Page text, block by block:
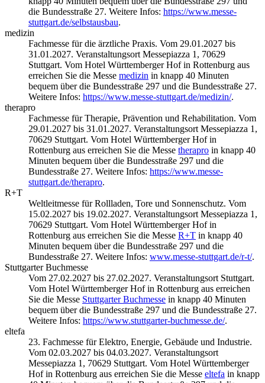
die Bundesstraße 27. Weitere Infos: https://www.messe-
stuttgart.de/selbstausbau.
medizin
Fachmesse für die ärztliche Praxis. Vom 29.01.2027 bis
31.01.2027. Veranstaltungsort Messepiazza 1, 70629
Stuttgart. Vom Hotel Württemberger Hof in Rottenburg aus
erreichen Sie die Messe medizin in knapp 40 Minuten
bequem über die Bundesstraße 297 und die Bundesstraße 27.
Weitere Infos: https://www.messe-stuttgart.de/medizin/.
therapro
Fachmesse für Therapie, Prävention und Rehabilitation. Vom
29.01.2027 bis 31.01.2027. Veranstaltungsort Messepiazza 1,
70629 Stuttgart. Vom Hotel Württemberger Hof in
Rottenburg aus erreichen Sie die Messe therapro in knapp 40
Minuten bequem über die Bundesstraße 297 und die
Bundesstraße 27. Weitere Infos: https://www.messe-
stuttgart.de/therapro.
R+T
Weltleitmesse für Rollladen, Tore und Sonnenschutz. Vom
15.02.2027 bis 19.02.2027. Veranstaltungsort Messepiazza 1,
70629 Stuttgart. Vom Hotel Württemberger Hof in
Rottenburg aus erreichen Sie die Messe R+T in knapp 40
Minuten bequem über die Bundesstraße 297 und die
Bundesstraße 27. Weitere Infos: www.messe-stuttgart.de/r-t/.
Stuttgarter Buchmesse
Vom 27.02.2027 bis 27.02.2027. Veranstaltungsort Stuttgart.
Vom Hotel Württemberger Hof in Rottenburg aus erreichen
Sie die Messe Stuttgarter Buchmesse in knapp 40 Minuten
bequem über die Bundesstraße 297 und die Bundesstraße 27.
Weitere Infos: https://www.stuttgarter-buchmesse.de/.
eltefa
23. Fachmesse für Elektro, Energie, Gebäude und Industrie.
Vom 02.03.2027 bis 04.03.2027. Veranstaltungsort
Messepiazza 1, 70629 Stuttgart. Vom Hotel Württemberger
Hof in Rottenburg aus erreichen Sie die Messe eltefa in knapp